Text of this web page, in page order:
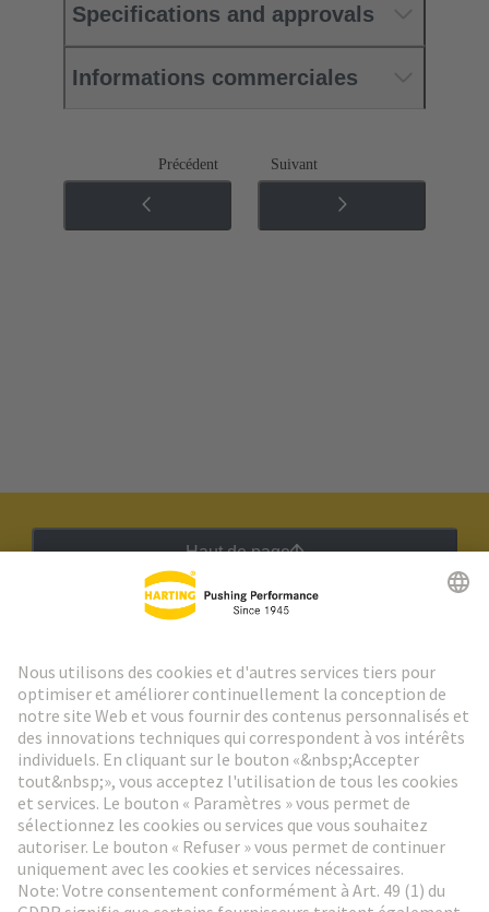
Specifications and approvals
Informations commerciales
Précédent Suivant
Haut de page
Aller à l'inscription
Social Media